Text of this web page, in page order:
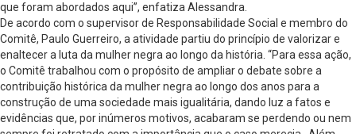
que foram abordados aqui”, enfatiza Alessandra.
De acordo com o supervisor de Responsabilidade Social e membro do
Comitê, Paulo Guerreiro, a atividade partiu do princípio de valorizar e
enaltecer a luta da mulher negra ao longo da história. “Para essa ação,
o Comitê trabalhou com o propósito de ampliar o debate sobre a
contribuição histórica da mulher negra ao longo dos anos para a
construção de uma sociedade mais igualitária, dando luz a fatos e
evidências que, por inúmeros motivos, acabaram se perdendo ou nem